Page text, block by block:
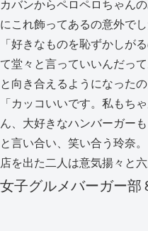
カバンからペロペロちゃん
にこれ飾ってあるの意外で
「好きなものを恥ずかしが
て堂々と言っていいんだっ
と向き合えるようになったの
「カッコいいです。私もち
ん、大好きなハンバーガー
と言い合い、笑い合う玲奈。
店を出た二人は意気揚々と
女子グルメバーガー部